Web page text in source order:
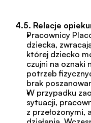
4.5. Relacje
Pracownicy
dziecka,
której dziecko
czujni na oznaki
potrzeb
brak
W przypadku
sytuacji,
z